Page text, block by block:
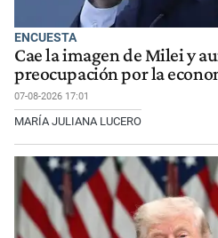
ENCUESTA
Cae la imagen de Milei y
preocupación por la
07-08-2026 17:01
MARÍA JULIANA LUCERO